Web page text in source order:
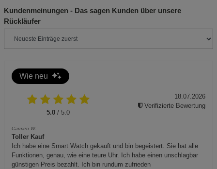
Kundenmeinungen - Das sagen Kunden über unsere
Rückläufer
Wie neu
5.0 / 5.0
Carmen W.
Toller Kauf
Ich habe eine Smart Watch gekauft und bin begeistert. Sie hat alle
Funktionen, genau, wie eine teure Uhr. Ich habe einen unschlagbar
günstigen Preis bezahlt. Ich bin rundum zufrieden
18.07.2026
Verifizierte Bewertung
Notwendige Cookies (5)
Beschreibung Notwendige Cookies
Cookie-Informationen
Funktionale Cookies (1)
Beschreibung Funktionale Cookies
Cookie-Informationen
Statistik Cookies (2)
Beschreibung Statistik Cookies
Cookie-Informationenanzeigen